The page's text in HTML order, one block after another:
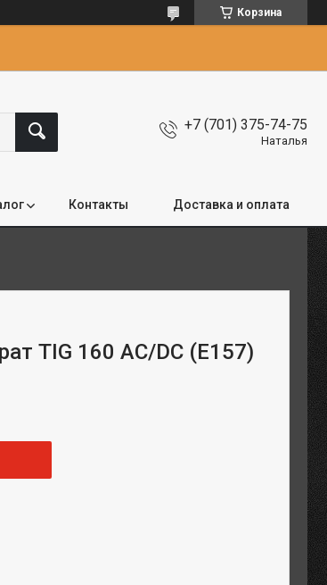
Корзина
+7 (701) 375-74-75
Наталья
Контакты Доставка и оплата
TIG 160 AC/DC (E157)